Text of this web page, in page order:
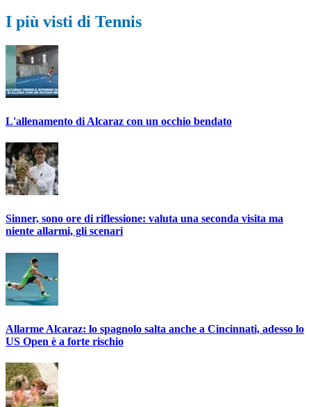
I più visti di Tennis
L'allenamento di Alcaraz con un occhio bendato
Sinner, sono ore di riflessione: valuta una seconda visita ma
niente allarmi, gli scenari
Allarme Alcaraz: lo spagnolo salta anche a Cincinnati, adesso lo
US Open è a forte rischio